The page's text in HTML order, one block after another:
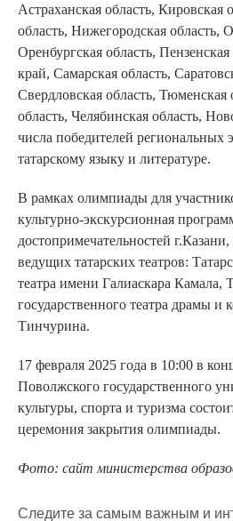
Астраханская область, Кировская
область, Нижегородская область,
Оренбургская область,
край, Самарская область,
Свердловская область, Тюменская
область, Челябинская область,
числа победителей региональных
татарскому языку и литературе.
В рамках олимпиады для
культурно-экскурсионная
достопримечательностей
ведущих татарских театров:
театра имени Галиаскара Камала,
государственного театра драмы
Тинчурина.
17 февраля 2025 года в 10:00 в
Поволжского государственного
культуры, спорта и туризма
церемония закрытия олимпиады.
Фото: сайт министерства
Следите за самым важным и